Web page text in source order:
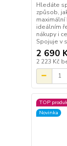
Hledáte
způsob,
maximální
ideálním
nákupy i
Spojuje v
2 690
2 223 Kč
TOP
Novinka